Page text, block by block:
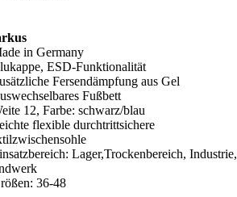
in Germany
ESD-Funktionalität
Fersendämpfung aus Gel
Fußbett
12, Farbe: schwarz/blau
flexible durchtrittsichere
Lager,Trockenbereich, Industrie,
36-48